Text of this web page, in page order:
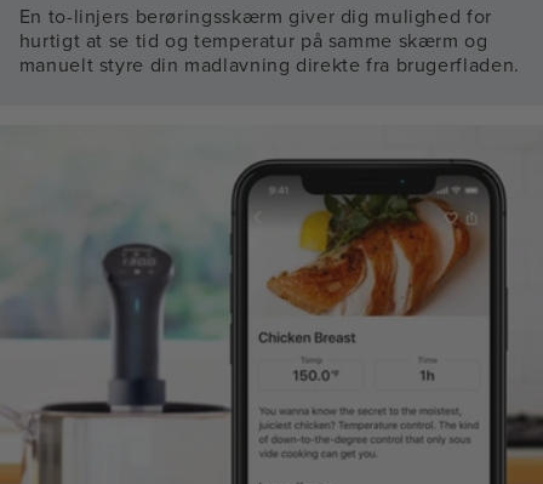
En to-linjers berøringsskærm giver dig mulighed for
hurtigt at se tid og temperatur på samme skærm og
manuelt styre din madlavning direkte fra brugerfladen.